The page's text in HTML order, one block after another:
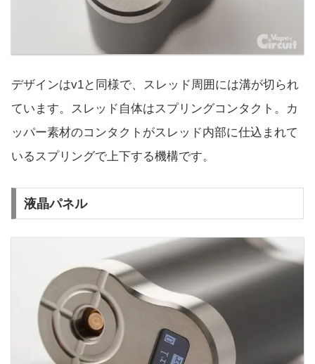
デザインはv1と同様で、スレッド周囲には溝が切られ
ています。スレッド自体はスプリングコンタクト。カ
ッパー素材のコンタクトがスレッド内部に仕込まれて
いるスプリングで上下する機構です。
液晶パネル